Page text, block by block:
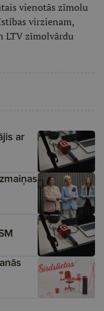
vienotās zīmolu
virzienam,
LTV zīmolvārdu
ar